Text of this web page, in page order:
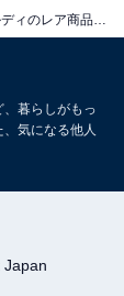
なってし
がしまし
、甘さも
うな感じ
暮らしがもっ
気になる他人
Japan